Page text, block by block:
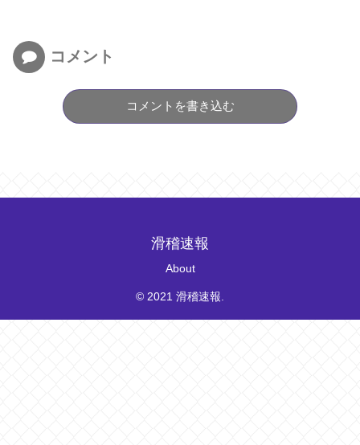
コメント
コメントを書き込む
滑稽速報
About
© 2021 滑稽速報.